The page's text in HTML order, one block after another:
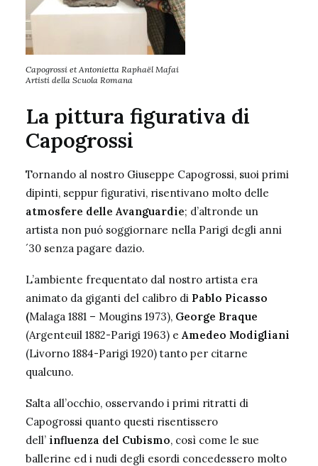
Capogrossi et Antonietta Raphaël Mafai
Artisti della Scuola Romana
La pittura figurativa di
Capogrossi
Tornando al nostro Giuseppe Capogrossi, suoi primi
dipinti, seppur figurativi, risentivano molto delle
atmosfere delle Avanguardie; d’altronde un
artista non puó soggiornare nella Parigi degli anni
´30 senza pagare dazio.
L’ambiente frequentato dal nostro artista era
animato da giganti del calibro di Pablo Picasso
(Malaga 1881 – Mougins 1973), George Braque
(Argenteuil 1882-Parigi 1963) e Amedeo Modigliani
(Livorno 1884-Parigi 1920) tanto per citarne
qualcuno.
Salta all’occhio, osservando i primi ritratti di
Capogrossi quanto questi risentissero
dell’ influenza del Cubismo, così come le sue
ballerine ed i nudi degli esordi concedessero molto